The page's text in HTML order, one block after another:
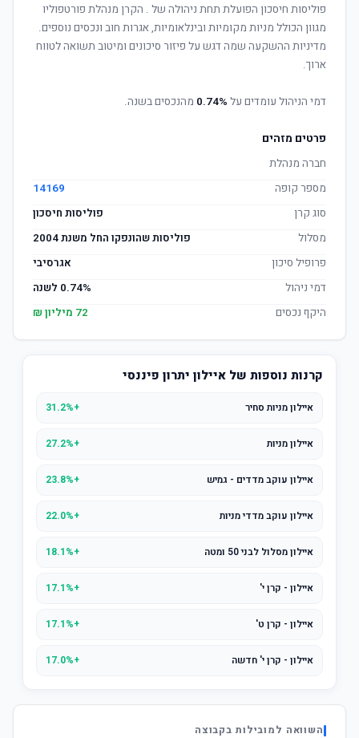
פוליסות חיסכון הפועלת תחת ניהולה של . הקרן מנהלת פורטפוליו
מגוון הכולל מניות מקומיות ובינלאומיות, אגרות חוב ונכסים נוספים.
מדיניות ההשקעה שמה דגש על פיזור סיכונים ומיטוב תשואה לטווח
ארוך.
דמי הניהול עומדים על 0.74% מהנכסים בשנה.
פרטים מזהים
חברה מנהלת
מספר קופה
14169
סוג קרן
פוליסות חיסכון
מסלול
פוליסות שהונפקו החל משנת 2004
פרופיל סיכון
אגרסיבי
דמי ניהול
0.74% לשנה
היקף נכסים
72 מיליון ₪
קרנות נוספות של איילון יתרון פיננסי
איילון מניות סחיר +31.2%
איילון מניות +27.2%
איילון עוקב מדדים - גמיש +23.8%
איילון עוקב מדדי מניות +22.0%
איילון מסלול לבני 50 ומטה +18.1%
איילון - קרן י' +17.1%
איילון - קרן ט' +17.1%
איילון - קרן י' חדשה +17.0%
השוואה למובילות בקבוצה